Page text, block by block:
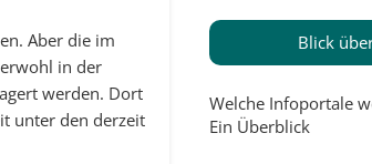
Aber die im
in der
werden. Dort
unter den derzeit
Blick
Welche Infoportale
Ein Überblick